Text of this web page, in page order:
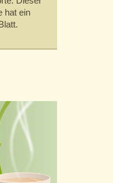
hat ein